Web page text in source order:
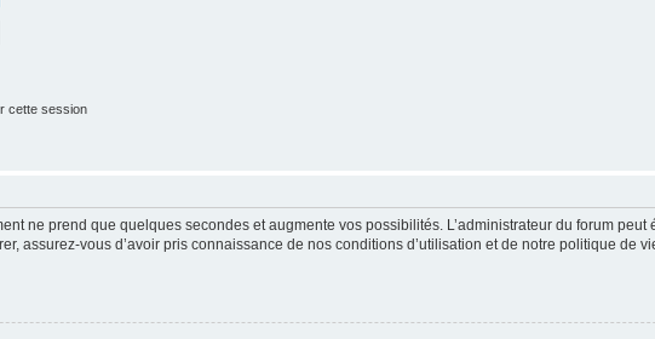
cette session
ne prend que quelques secondes et augmente vos possibilités. L’administrateur du forum
assurez-vous d’avoir pris connaissance de nos conditions d’utilisation et de notre politique de